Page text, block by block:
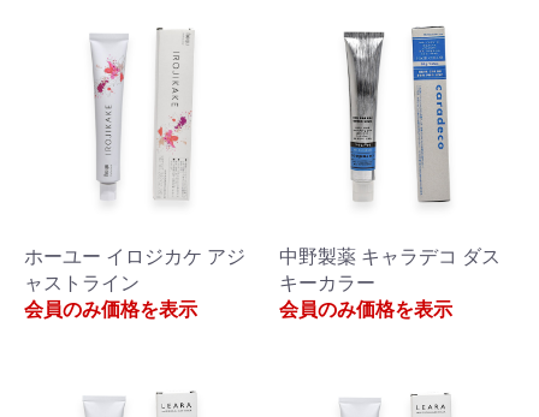
ホーユー イロジカケ アジ
ャストライン
会員のみ価格を表示
中野製薬 キャラデコ ダス
キーカラー
会員のみ価格を表示